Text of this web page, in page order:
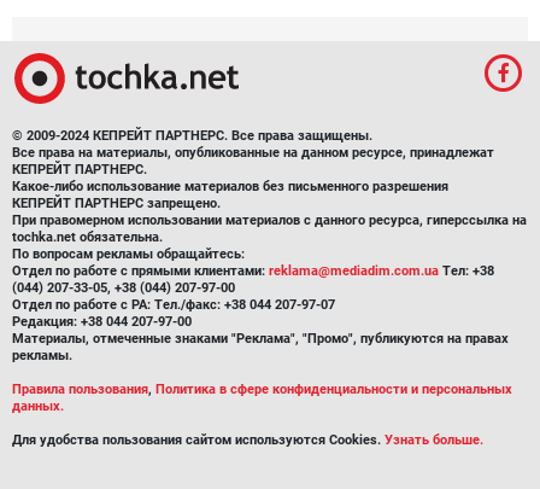
© 2009-2024 КЕПРЕЙТ ПАРТНЕРС. Все права защищены.
Все права на материалы, опубликованные на данном ресурсе, принадлежат
КЕПРЕЙТ ПАРТНЕРС.
Какое-либо использование материалов без письменного разрешения
КЕПРЕЙТ ПАРТНЕРС запрещено.
При правомерном использовании материалов с данного ресурса, гиперссылка на
tochka.net обязательна.
По вопросам рекламы обращайтесь:
Отдел по работе с прямыми клиентами: reklama@mediadim.com.ua Тел: +38
(044) 207-33-05, +38 (044) 207-97-00
Отдел по работе с РА: Тел./факс: +38 044 207-97-07
Редакция: +38 044 207-97-00
Материалы, отмеченные знаками "Реклама", "Промо", публикуются на правах
рекламы.
Правила пользования, Политика в сфере конфиденциальности и персональных
данных.
Для удобства пользования сайтом используются Cookies. Узнать больше.